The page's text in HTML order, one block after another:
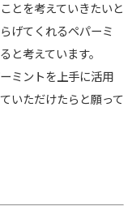
とを考えていきたいと
げてくれるペパーミ
と考えています。
ミントを上手に活用
いただけたらと願って